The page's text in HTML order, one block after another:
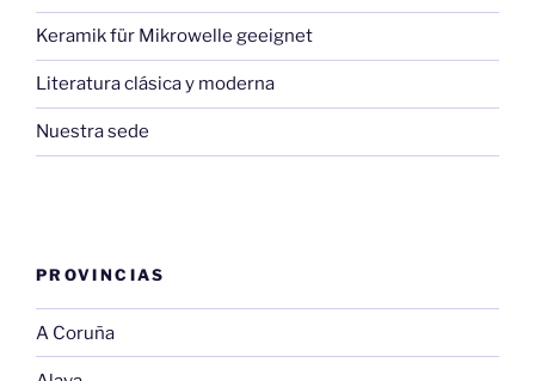
Keramik für Mikrowelle geeignet
Literatura clásica y moderna
Nuestra sede
PROVINCIAS
A Coruña